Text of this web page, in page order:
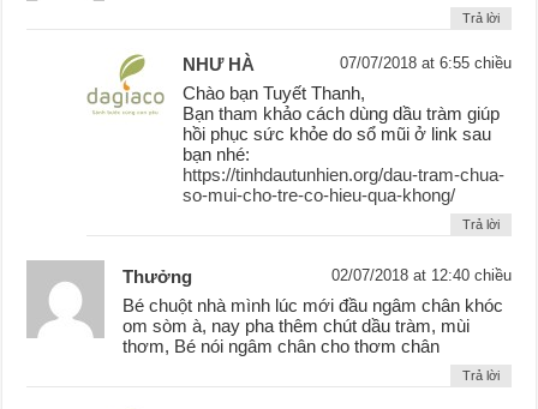
Trả lời
NHƯ HÀ 07/07/2018 at 6:55 chiều
Chào bạn Tuyết Thanh,
Bạn tham khảo cách dùng dầu tràm giúp
hồi phục sức khỏe do sổ mũi ở link sau
bạn nhé:
https://tinhdautunhien.org/dau-tram-chua-
so-mui-cho-tre-co-hieu-qua-khong/
Trả lời
Thưởng 02/07/2018 at 12:40 chiều
Bé chuột nhà mình lúc mới đầu ngâm chân khóc
om sòm à, nay pha thêm chút dầu tràm, mùi
thơm, Bé nói ngâm chân cho thơm chân
Trả lời